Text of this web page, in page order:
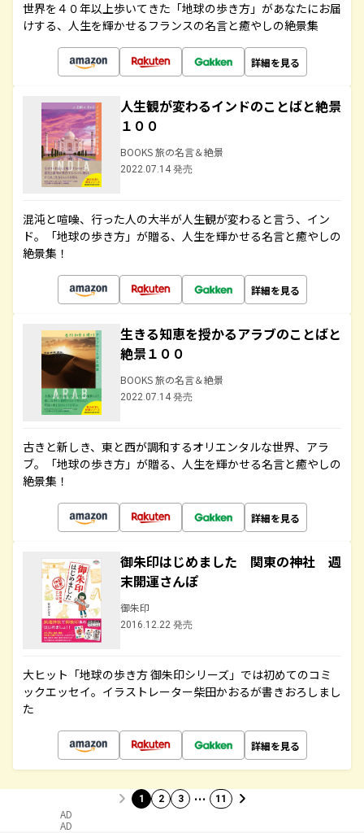
世界を４０年以上歩いてきた「地球の歩き方」があなたにお届
けする、人生を輝かせるフランスの名言と癒やしの絶景集
詳細を見る
人生観が変わるインドのことばと絶景
１００
BOOKS 旅の名言＆絶景
2022.07.14 発売
混沌と喧噪、行った人の大半が人生観が変わると言う、イン
ド。「地球の歩き方」が贈る、人生を輝かせる名言と癒やしの
絶景集！
詳細を見る
生きる知恵を授かるアラブのことばと
絶景１００
BOOKS 旅の名言＆絶景
2022.07.14 発売
古きと新しき、東と西が調和するオリエンタルな世界、アラ
ブ。「地球の歩き方」が贈る、人生を輝かせる名言と癒やしの
絶景集！
詳細を見る
御朱印はじめました 関東の神社 週
末開運さんぽ
御朱印
2016.12.22 発売
大ヒット「地球の歩き方 御朱印シリーズ」では初めてのコミ
ックエッセイ。イラストレーター柴田かおるが書きおろしまし
た
詳細を見る
1 2 3 … 11
AD
AD